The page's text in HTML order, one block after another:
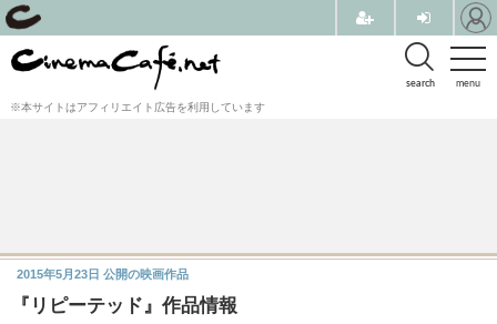
menu
search
※本サイトはアフィリエイト広告を利用しています
『リピーテッド』作品情報
2015年5月23日 公開の映画作品